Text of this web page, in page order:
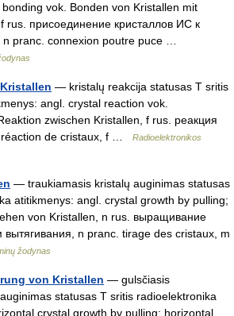
vok. Bonden von Kristallen mit
rus. присоединение кристаллов ИС к
pranc. connexion poutre puce …
— kristalų reakcija statusas T sritis
angl. crystal reaction vok.
zwischen Kristallen, f rus. реакция
réaction de cristaux, f …
Radioelektronikos
— traukiamasis kristalų auginimas statusas
atitikmenys: angl. crystal growth by pulling;
von Kristallen, n rus. выращивание
вытягивания, n pranc. tirage des cristaux, m
žodynas
von Kristallen — gulsčiasis
statusas T sritis radioelektronika
crystal growth by pulling; horizontal